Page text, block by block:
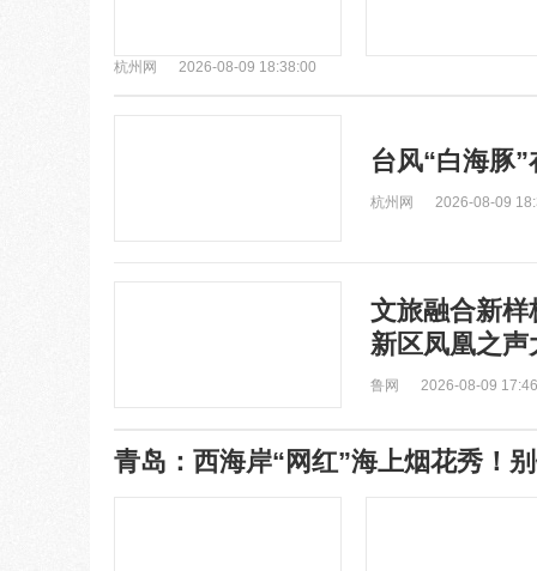
杭州网 2026-08-09 18:38:00
台风“白海豚
杭州网 2026-08-09
文旅融合新
新区凤凰之声
鲁网 2026-08-09
青岛：西海岸“网红”海上烟花秀！